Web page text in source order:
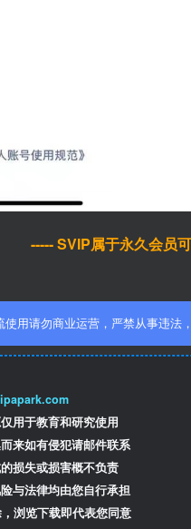
----- SVIP属于永久会员
用请勿商业运营，严禁从事违法
用于教育和研究使用
来如有侵犯请邮件联系
损失或损害概不负责
与法律均由您自行承担
浏览下载即代表您同意